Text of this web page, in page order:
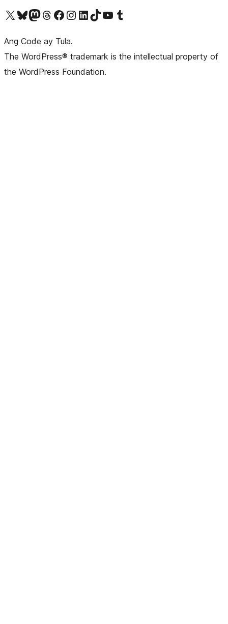
Visit our X (formerly Twitter) account
Bisitahin ang aming Bluesky account
Visit our Mastodon account
Bisitahin ang aming Threads account
Visit our Facebook pageVisit our Instagram account
Visit our LinkedIn account
Bisitahin ang aming TikTok account
Visit our YouTube channel
Bisitahin ang aming Tumblr account
Ang Code ay Tula.
The WordPress® trademark is the intellectual property of
the WordPress Foundation.